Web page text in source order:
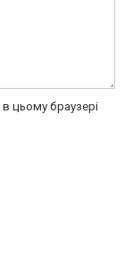
цьому браузері